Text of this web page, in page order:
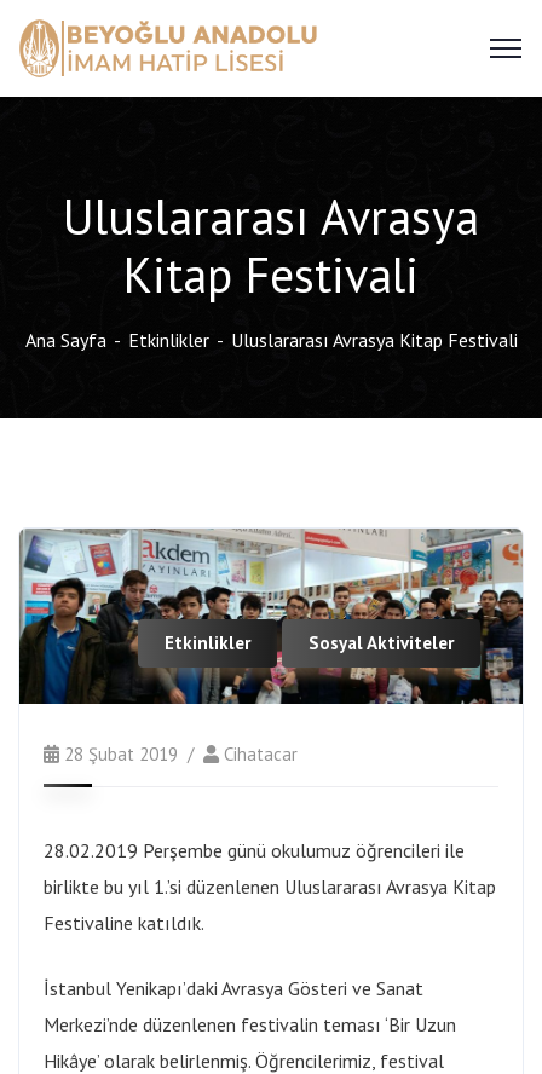
Uluslararası Avrasya
Kitap Festivali
Ana Sayfa Etkinlikler Uluslararası Avrasya Kitap Festivali
Etkinlikler Sosyal Aktiviteler
28 Şubat 2019 Cihatacar
28.02.2019 Perşembe günü okulumuz öğrencileri ile
birlikte bu yıl 1.’si düzenlenen Uluslararası Avrasya Kitap
Festivaline katıldık.
İstanbul Yenikapı’daki Avrasya Gösteri ve Sanat
Merkezi’nde düzenlenen festivalin teması ‘Bir Uzun
Hikâye’ olarak belirlenmiş. Öğrencilerimiz, festival